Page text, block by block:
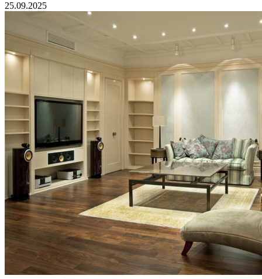
25.09.2025